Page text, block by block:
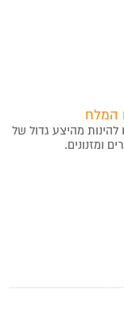
המלח
להינות מהיצע גדול של
ומזנונים.